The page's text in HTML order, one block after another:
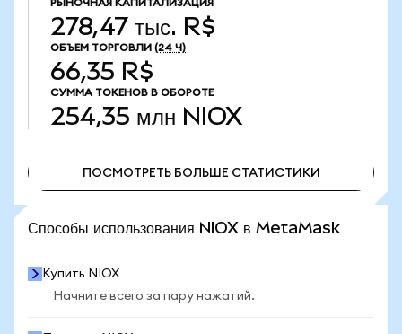
РЫНОЧНАЯ КАПИТАЛИЗАЦИЯ
278,47 тыс. R$
ОБЪЕМ ТОРГОВЛИ (24 Ч)
66,35 R$
СУММА ТОКЕНОВ В ОБОРОТЕ
254,35 млн NIOX
ПОСМОТРЕТЬ БОЛЬШЕ СТАТИСТИКИ
Способы использования NIOX в MetaMask
Купить NIOX
Начните всего за пару нажатий.